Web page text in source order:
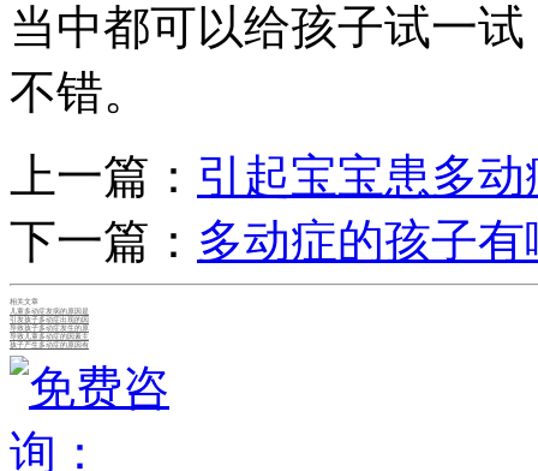
当中都可以给孩子试一
不错。
上一篇： 引起宝宝患多
下一篇： 多动症的孩子
相关文章
儿童多动症发病的原因是
引发孩子多动症出现的因
导致孩子多动症发生的原
导致儿童多动症的因素主
孩子产生多动症的原因有